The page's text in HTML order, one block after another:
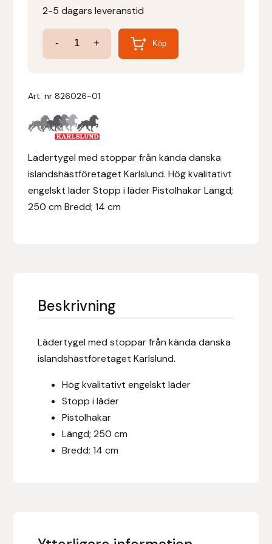
2-5 dagars leveranstid
-
Lädertygel
med
mängd
+ Köp
Art. nr826026-01
Lädertygel med stoppar från kända danska
islandshästföretaget Karlslund. Hög kvalitativt
engelskt läder Stopp i läder Pistolhakar Längd;
250 cm Bredd; 14 cm
Beskrivning
Lädertygel med stoppar från kända danska
islandshästföretaget Karlslund.
Hög kvalitativt engelskt läder
Stopp i läder
Pistolhakar
Längd; 250 cm
Bredd; 14 cm
Denni Design
Denni Design / Bomber Bits
Draupnir
Dy’on
E.A. Mattes
Ekholm Nordic
Epona bokförlag
Equality Line
EQUES | KINGSLAND
Equipage